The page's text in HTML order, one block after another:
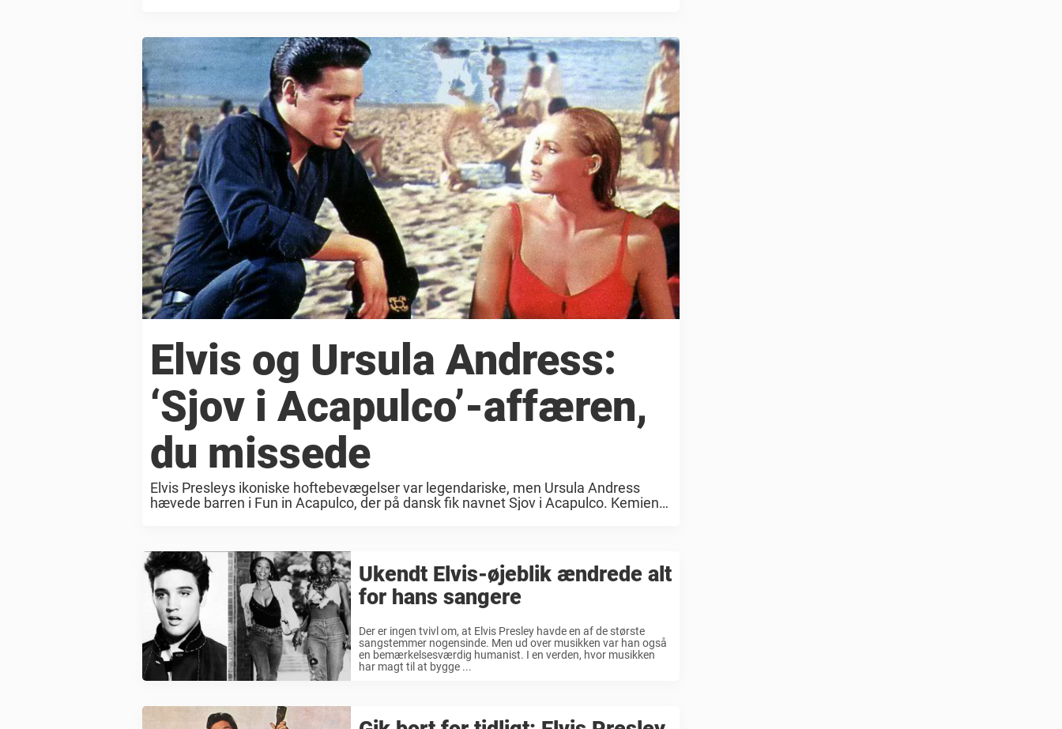
Elvis og Ursula Andress:
‘Sjov i Acapulco’-affæren,
du missede
Elvis Presleys ikoniske hoftebevægelser var legendariske, men Ursula Andress
hævede barren i Fun in Acapulco, der på dansk fik navnet Sjov i Acapulco. Kemien
Ukendt Elvis-øjeblik ændrede alt
for hans sangere
Der er ingen tvivl om, at Elvis Presley havde en af de største
sangstemmer nogensinde. Men ud over musikken var han også
en bemærkelsesværdig humanist. I en verden, hvor musikken
har magt til at bygge ...